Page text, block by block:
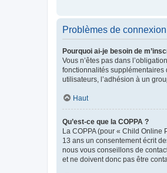
Problèmes de
Pourquoi ai-je besoin de
Vous n’êtes pas dans
fonctionnalités supplémentaires
utilisateurs, l’adhésion à un
Haut
Qu’est-ce que la COPPA ?
La COPPA (pour « Child Online
13 ans un consentement écrit
nous vous conseillons de
et ne doivent donc pas être